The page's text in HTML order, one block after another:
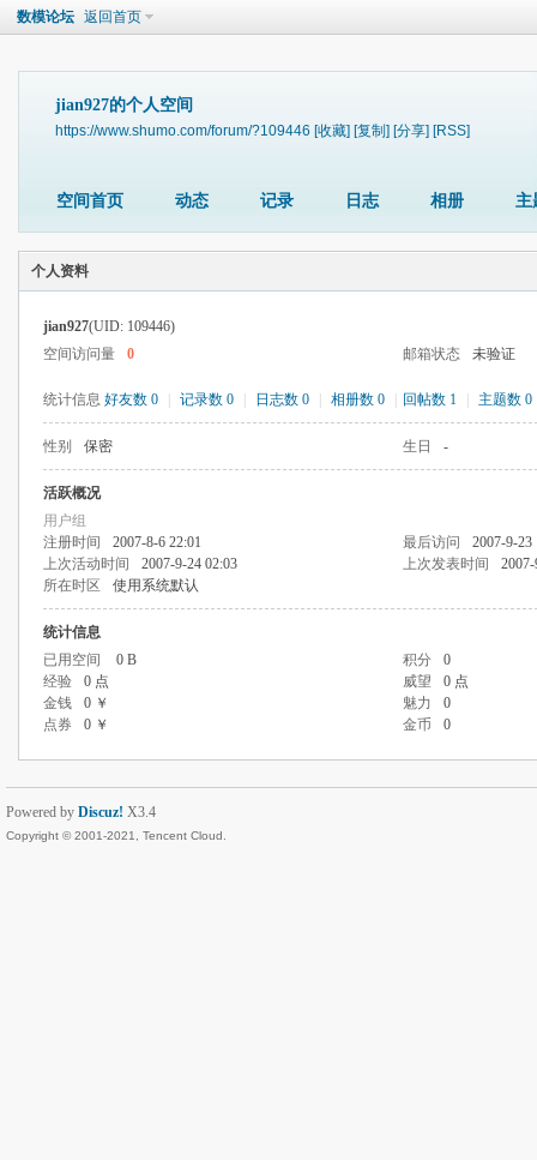
数模论坛 返回首页
jian927的个人空间
https://www.shumo.com/forum/?109446 [收藏] [复制] [分享] [RSS]
空间首页 动态 记录 日志 相册 主
个人资料
jian927(UID: 109446)
空间访问量
0 邮箱状态 未验证
统计信息 好友数 0 记录数 0 日志数 0 相册数 0 回帖数 1 主题数 0
性别 保密 生日 -
活跃概况
用户组
注册时间
2007-8-6 22:01 最后访问
2007-9-23
上次活动时间
2007-9-24 02:03 上次发表时间
所在时区
使用系统默认
统计信息
已用空间
0 B 积分
0
经验
0 点 威望
0 点
金钱
0 ￥ 魅力
0
点券
0 ￥ 金币 0
Powered by Discuz! X3.4
Copyright © 2001-2021, Tencent Cloud.